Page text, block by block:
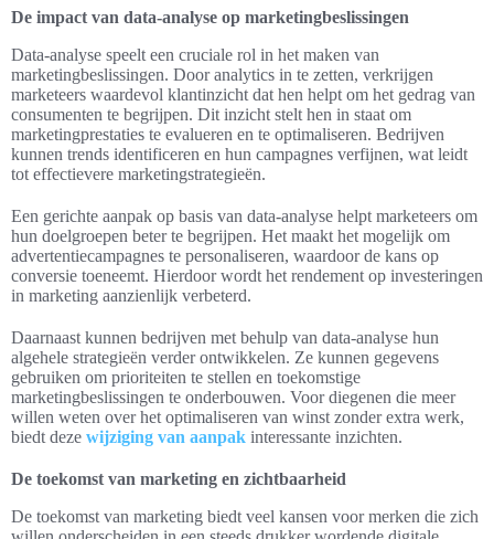
De impact van data-analyse op marketingbeslissingen
Data-analyse speelt een cruciale rol in het maken van
marketingbeslissingen. Door analytics in te zetten, verkrijgen
marketeers waardevol klantinzicht dat hen helpt om het gedrag van
consumenten te begrijpen. Dit inzicht stelt hen in staat om
marketingprestaties te evalueren en te optimaliseren. Bedrijven
kunnen trends identificeren en hun campagnes verfijnen, wat leidt
tot effectievere marketingstrategieën.
Een gerichte aanpak op basis van data-analyse helpt marketeers om
hun doelgroepen beter te begrijpen. Het maakt het mogelijk om
advertentiecampagnes te personaliseren, waardoor de kans op
conversie toeneemt. Hierdoor wordt het rendement op investeringen
in marketing aanzienlijk verbeterd.
Daarnaast kunnen bedrijven met behulp van data-analyse hun
algehele strategieën verder ontwikkelen. Ze kunnen gegevens
gebruiken om prioriteiten te stellen en toekomstige
marketingbeslissingen te onderbouwen. Voor diegenen die meer
willen weten over het optimaliseren van winst zonder extra werk,
biedt deze wijziging van aanpak interessante inzichten.
De toekomst van marketing en zichtbaarheid
De toekomst van marketing biedt veel kansen voor merken die zich